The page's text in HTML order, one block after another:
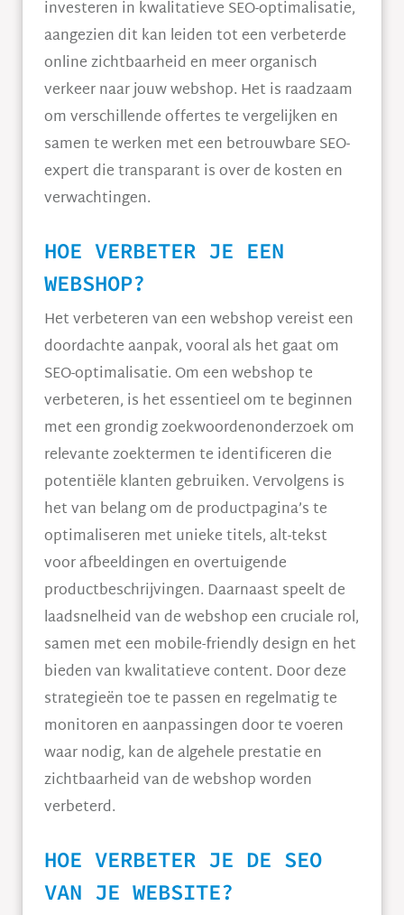
investeren in kwalitatieve SEO-optimalisatie,
aangezien dit kan leiden tot een verbeterde
online zichtbaarheid en meer organisch
verkeer naar jouw webshop. Het is raadzaam
om verschillende offertes te vergelijken en
samen te werken met een betrouwbare SEO-
expert die transparant is over de kosten en
verwachtingen.
HOE VERBETER JE EEN
WEBSHOP?
Het verbeteren van een webshop vereist een
doordachte aanpak, vooral als het gaat om
SEO-optimalisatie. Om een webshop te
verbeteren, is het essentieel om te beginnen
met een grondig zoekwoordenonderzoek om
relevante zoektermen te identificeren die
potentiële klanten gebruiken. Vervolgens is
het van belang om de productpagina’s te
optimaliseren met unieke titels, alt-tekst
voor afbeeldingen en overtuigende
productbeschrijvingen. Daarnaast speelt de
laadsnelheid van de webshop een cruciale rol,
samen met een mobile-friendly design en het
bieden van kwalitatieve content. Door deze
strategieën toe te passen en regelmatig te
monitoren en aanpassingen door te voeren
waar nodig, kan de algehele prestatie en
zichtbaarheid van de webshop worden
verbeterd.
HOE VERBETER JE DE SEO
VAN JE WEBSITE?